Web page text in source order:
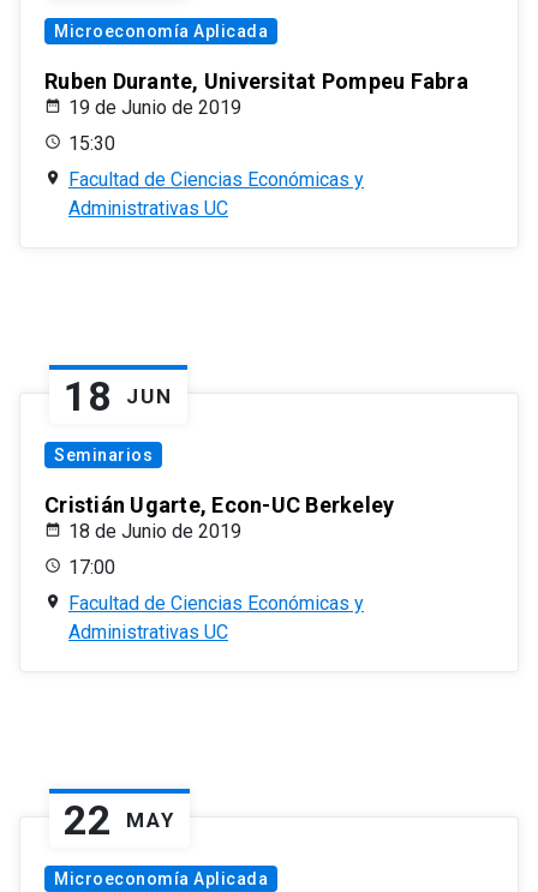
Microeconomía Aplicada
Ruben Durante, Universitat Pompeu Fabra
19 de Junio de 2019
15:30
Facultad de Ciencias Económicas y
Administrativas UC
18 JUN
Seminarios
Cristián Ugarte, Econ-UC Berkeley
18 de Junio de 2019
17:00
Facultad de Ciencias Económicas y
Administrativas UC
22 MAY
Microeconomía Aplicada